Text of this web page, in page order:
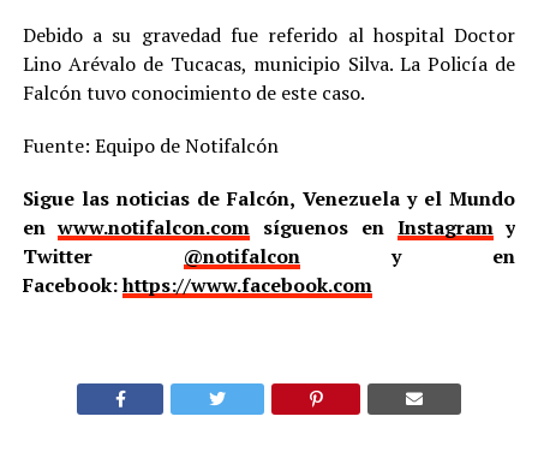
Debido a su gravedad fue referido al hospital Doctor
Lino Arévalo de Tucacas, municipio Silva. La Policía de
Falcón tuvo conocimiento de este caso.
Fuente: Equipo de Notifalcón
Sigue las noticias de Falcón, Venezuela y el Mundo
enwww.notifalcon.com síguenos en Instagramy
Twitter @notifalcony en
Facebook:https://www.facebook.com